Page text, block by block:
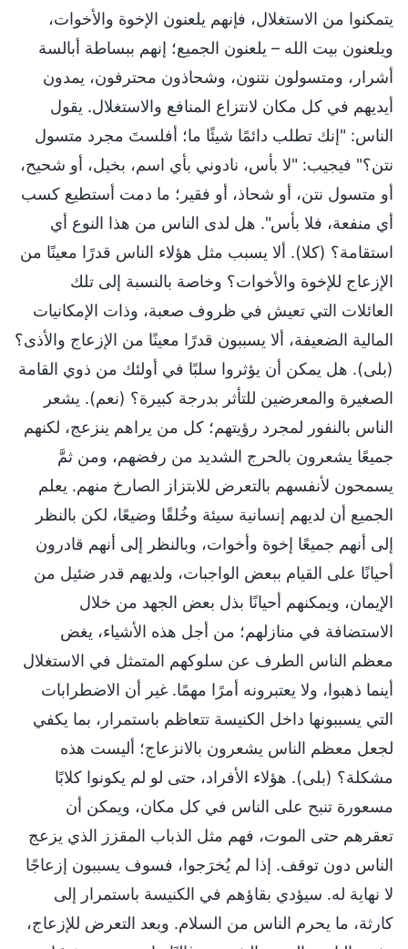
يتمكنوا من الاستغلال، فإنهم يلعنون الإخوة والأخوات،
ويلعنون بيت الله – يلعنون الجميع؛ إنهم ببساطة أبالسة
أشرار، ومتسولون نتنون، وشحاذون محترفون، يمدون
أيديهم في كل مكان لانتزاع المنافع والاستغلال. يقول
الناس: "إنك تطلب دائمًا شيئًا ما؛ أفلستَ مجرد متسول
نتن؟" فيجيب: "لا بأس، نادوني بأي اسم، بخيل، أو شحيح،
أو متسول نتن، أو شحاذ، أو فقير؛ ما دمت أستطيع كسب
أي منفعة، فلا بأس". هل لدى الناس من هذا النوع أي
استقامة؟ (كلا). ألا يسبب مثل هؤلاء الناس قدرًا معينًا من
الإزعاج للإخوة والأخوات؟ وخاصة بالنسبة إلى تلك
العائلات التي تعيش في ظروف صعبة، وذات الإمكانيات
المالية الضعيفة، ألا يسببون قدرًا معينًا من الإزعاج والأذى؟
(بلى). هل يمكن أن يؤثروا سلبًا في أولئك من ذوي القامة
الصغيرة والمعرضين للتأثر بدرجة كبيرة؟ (نعم). يشعر
الناس بالنفور لمجرد رؤيتهم؛ كل من يراهم ينزعج، لكنهم
جميعًا يشعرون بالحرج الشديد من رفضهم، ومن ثمَّ
يسمحون لأنفسهم بالتعرض للابتزاز الصارخ منهم. يعلم
الجميع أن لديهم إنسانية سيئة وخُلقًا وضيعًا، لكن بالنظر
إلى أنهم جميعًا إخوة وأخوات، وبالنظر إلى أنهم قادرون
أحيانًا على القيام ببعض الواجبات، ولديهم قدر ضئيل من
الإيمان، ويمكنهم أحيانًا بذل بعض الجهد من خلال
الاستضافة في منازلهم؛ من أجل هذه الأشياء، يغض
معظم الناس الطرف عن سلوكهم المتمثل في الاستغلال
أينما ذهبوا، ولا يعتبرونه أمرًا مهمًا. غير أن الاضطرابات
التي يسببونها داخل الكنيسة تتعاظم باستمرار، بما يكفي
لجعل معظم الناس يشعرون بالانزعاج؛ أليست هذه
مشكلة؟ (بلى). هؤلاء الأفراد، حتى لو لم يكونوا كلابًا
مسعورة تنبح على الناس في كل مكان، ويمكن أن
تعقرهم حتى الموت، فهم مثل الذباب المقزز الذي يزعج
الناس دون توقف. إذا لم يُخرَجوا، فسوف يسببون إزعاجًا
لا نهاية له. سيؤدي بقاؤهم في الكنيسة باستمرار إلى
كارثة، ما يحرم الناس من السلام. وبعد التعرض للإزعاج،